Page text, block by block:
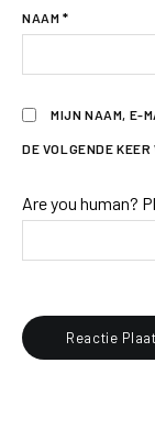
NAAM *
MIJN NAAM, E-
DE VOLGENDE
Are you human?